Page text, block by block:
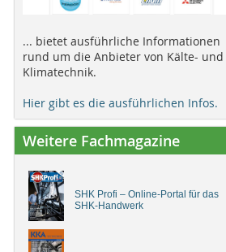
... bietet ausführliche Informationen
rund um die Anbieter von Kälte- und
Klimatechnik.
Hier gibt es die ausführlichen Infos.
Weitere Fachmagazine
SHK Profi – Online-Portal für das
SHK-Handwerk